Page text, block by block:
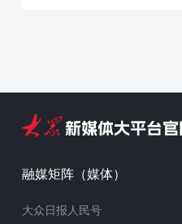
融媒矩阵（媒体）
大众日报人民号